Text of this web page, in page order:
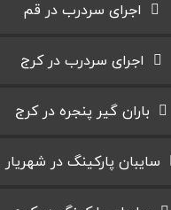
اجرای سردرب در قم
اجرای سردرب در کرج
باران گیر پنجره در کرج
سایبان پارکینگ در شهریار